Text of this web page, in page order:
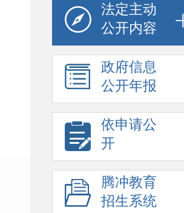
法定主动
公开内容
政府信息
公开年报
依申请公
开
腾冲教育
招生系统